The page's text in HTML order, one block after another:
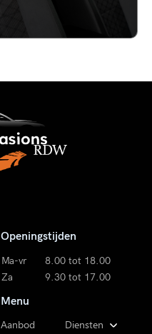
Menu
Aanbod
Diensten
Openingstijden
Ma-vr
8.00 tot 18.00
Za
9.30 tot 17.00